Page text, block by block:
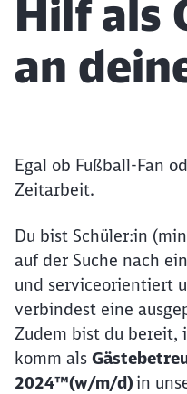
Artikel:
Hilf als
an
Egal ob Fußball-Fan
Zeitarbeit.
Du bist Schüler:in
auf der Suche nach
und serviceorientiert
verbindest eine
Zudem bist du bereit,
komm als
2024™(w/m/d)in